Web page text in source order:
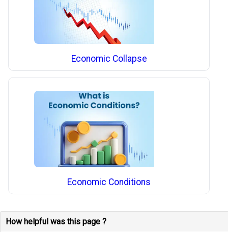
Economic Collapse
Economic Conditions
How helpful was this page ?